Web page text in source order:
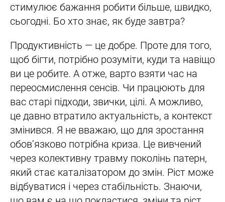
стимулює бажання робити більше, швидко,
сьогодні. Бо хто знає, як буде завтра?
Продуктивність — це добре. Проте для того,
щоб бігти, потрібно розуміти, куди та навіщо
ви це робите. А отже, варто взяти час на
переосмислення сенсів. Чи працюють для
вас старі підходи, звички, цілі. А можливо,
це давно втратило актуальність, а контекст
змінився. Я не вважаю, що для зростання
обов’язково потрібна криза. Це вивчений
через колективну травму поколінь патерн,
який стає каталізатором до змін. Ріст може
відбуватися і через стабільність. Знаючи,